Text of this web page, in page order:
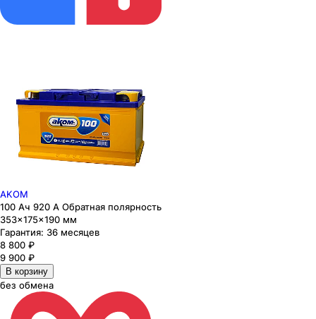
AKOM
100 Ач 920 А Обратная полярность
353×175×190 мм
Гарантия: 36 месяцев
8 800 ₽
9 900 ₽
В корзину
без обмена